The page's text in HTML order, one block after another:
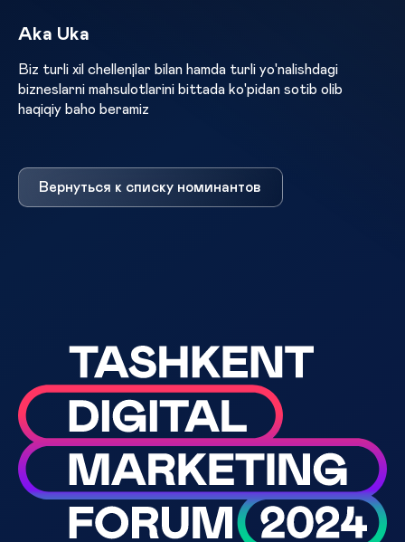
Aka Uka
Biz turli xil chellenjlar bilan hamda turli yo'nalishdagi
bizneslarni mahsulotlarini bittada ko'pidan sotib olib
haqiqiy baho beramiz
Вернуться к списку номинантов